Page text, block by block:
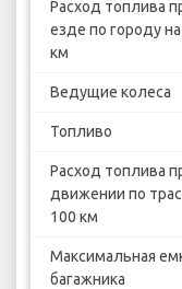
Расход топлива
езде по городу
км
Ведущие колеса
Топливо
Расход топлива
движении по
100 км
Максимальная
багажника